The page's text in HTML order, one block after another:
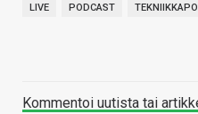
LIVE PODCAST
Kommentoi uutista tai